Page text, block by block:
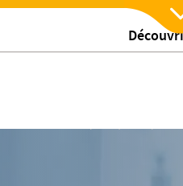
L’éducation thérapeutique du